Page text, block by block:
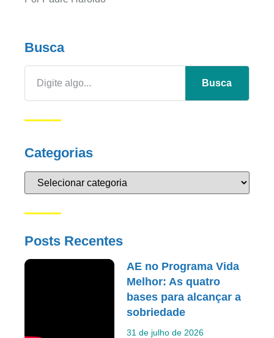
Busca
Busca
Categorias
Posts Recentes
AE no Programa Vida
Melhor: As quatro
bases para alcançar a
sobriedade
31 de julho de 2026